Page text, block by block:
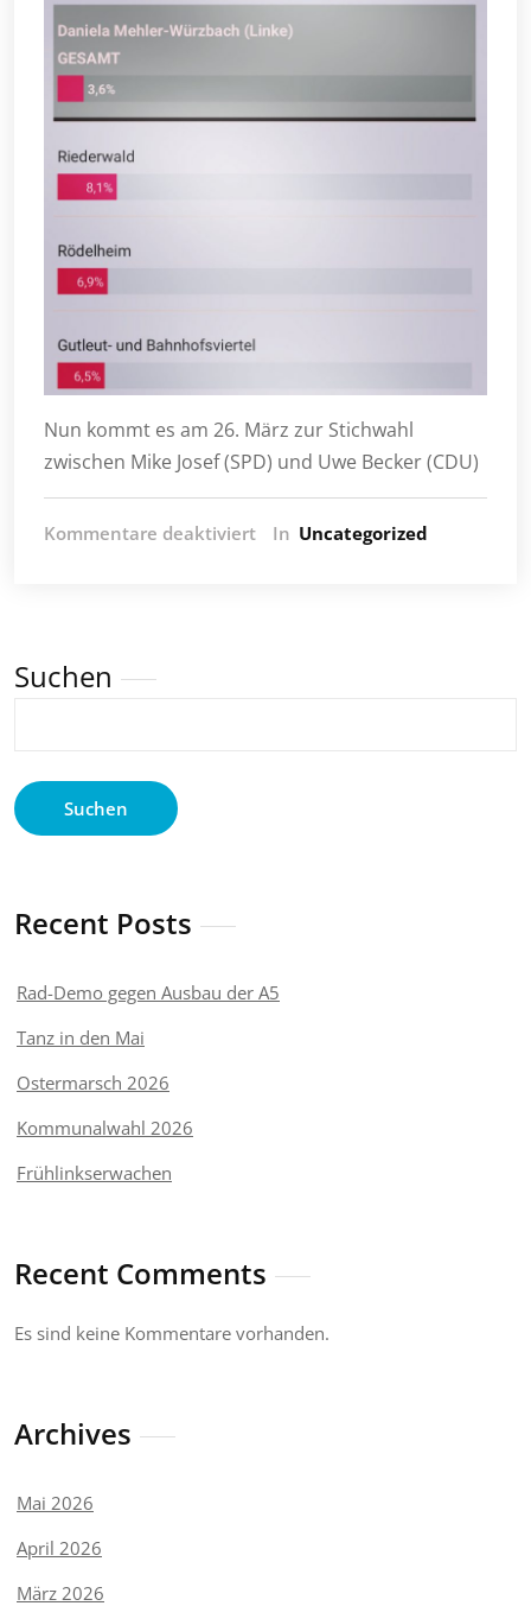
Nun kommt es am 26. März zur Stichwahl
zwischen Mike Josef (SPD) und Uwe Becker (CDU)
Kommentare deaktiviertfürIn Uncategorized
Suchen
Suchen
Recent Posts
Rad-Demo gegen Ausbau der A5
Tanz in den Mai
Ostermarsch 2026
Kommunalwahl 2026
Frühlinkserwachen
Recent Comments
Es sind keine Kommentare vorhanden.
Archives
Mai 2026
April 2026
März 2026